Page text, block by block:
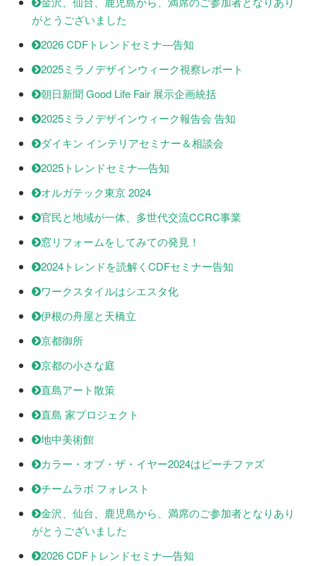
がとうございました
2026 CDFトレンドセミナ―告知
2025ミラノデザインウィーク視察レポート
朝日新聞 Good Life Fair 展示企画統括
2025ミラノデザインウィーク報告会 告知
ダイキン インテリアセミナー＆相談会
2025トレンドセミナ―告知
オルガテック東京 2024
官民と地域が一体、多世代交流CCRC事業
窓リフォームをしてみての発見！
2024トレンドを読解くCDFセミナー告知
ワークスタイルはシエスタ化
伊根の舟屋と天橋立
京都御所
京都の小さな庭
直島アート散策
直島 家プロジェクト
地中美術館
カラー・オブ・ザ・イヤー2024はピーチファズ
チームラボ フォレスト
金沢、仙台、鹿児島から、満席のご参加者となりあり
がとうございました
2026 CDFトレンドセミナ―告知